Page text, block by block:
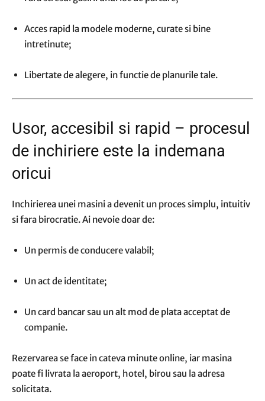
Acces rapid la modele moderne, curate si bine
intretinute;
Libertate de alegere, in functie de planurile tale.
Usor, accesibil si rapid – procesul
de inchiriere este la indemana
oricui
Inchirierea unei masini a devenit un proces simplu, intuitiv
si fara birocratie. Ai nevoie doar de:
Un permis de conducere valabil;
Un act de identitate;
Un card bancar sau un alt mod de plata acceptat de
companie.
Rezervarea se face in cateva minute online, iar masina
poate fi livrata la aeroport, hotel, birou sau la adresa
solicitata.